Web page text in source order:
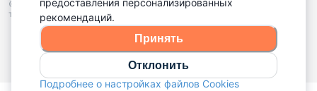
© 2015 - 2026, Domovita.by. Копирование материалов допускается
только при наличии активной ссылки.
предоставления персонализированных
рекомендаций.
Принять
Отклонить
Подробнее о настройках файлов Cookies